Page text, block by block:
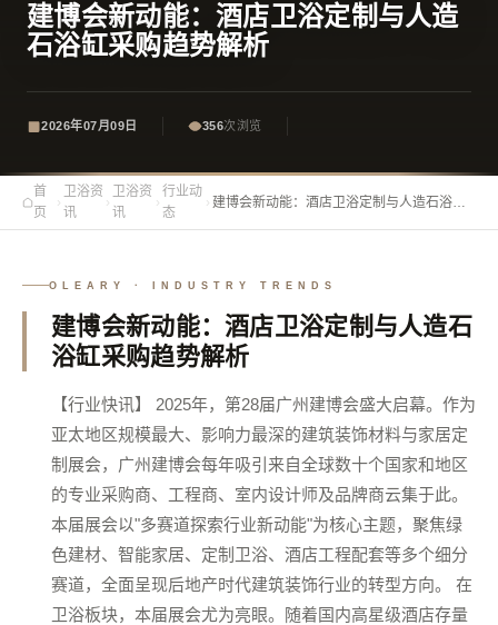
建博会新动能：酒店卫浴定制与人造
石浴缸采购趋势解析
2026年07月09日 356次浏览
首
页
›
卫浴资
讯
›
卫浴资
讯
›
行业动
态
› 建博会新动能：酒店卫浴定制与人造石浴缸
OLEARY · INDUSTRY TRENDS
建博会新动能：酒店卫浴定制与人造石
浴缸采购趋势解析
【行业快讯】 2025年，第28届广州建博会盛大启幕。作为
亚太地区规模最大、影响力最深的建筑装饰材料与家居定
制展会，广州建博会每年吸引来自全球数十个国家和地区
的专业采购商、工程商、室内设计师及品牌商云集于此。
本届展会以"多赛道探索行业新动能"为核心主题，聚焦绿
色建材、智能家居、定制卫浴、酒店工程配套等多个细分
赛道，全面呈现后地产时代建筑装饰行业的转型方向。 在
卫浴板块，本届展会尤为亮眼。随着国内高星级酒店存量